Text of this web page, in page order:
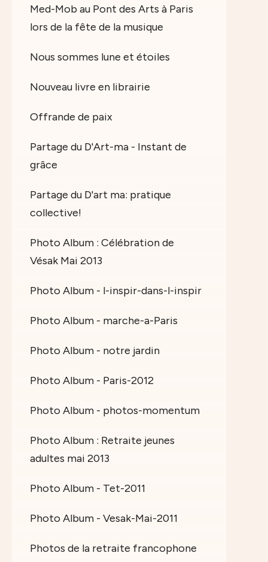
Med-Mob au Pont des Arts à Paris
lors de la fête de la musique
Nous sommes lune et étoiles
Nouveau livre en librairie
Offrande de paix
Partage du D'Art-ma - Instant de
grâce
Partage du D'art ma: pratique
collective!
Photo Album : Célébration de
Vésak Mai 2013
Photo Album - l-inspir-dans-l-inspir
Photo Album - marche-a-Paris
Photo Album - notre jardin
Photo Album - Paris-2012
Photo Album - photos-momentum
Photo Album : Retraite jeunes
adultes mai 2013
Photo Album - Tet-2011
Photo Album - Vesak-Mai-2011
Photos de la retraite francophone